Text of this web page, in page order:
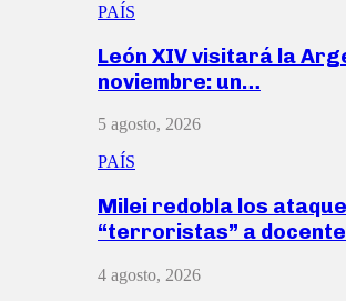
PAÍS
León XIV visitará la
noviembre: un…
5 agosto, 2026
PAÍS
Milei redobla los
“terroristas” a
4 agosto, 2026